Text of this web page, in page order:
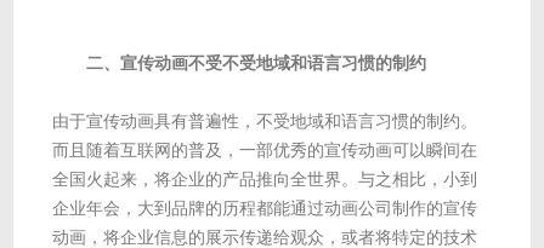
二、宣传动画不受不受地域和语言习惯的制约
由于宣传动画具有普遍性，不受地域和语言习惯的制约。
而且随着互联网的普及，一部优秀的宣传动画可以瞬间在
全国火起来，将企业的产品推向全世界。与之相比，小到
企业年会，大到品牌的历程都能通过动画公司制作的宣传
动画，将企业信息的展示传递给观众，或者将特定的技术